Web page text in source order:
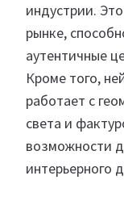
индустрии.
рынке,
аутентичные
Кроме того,
работает с
света и
возможности
интерьерного